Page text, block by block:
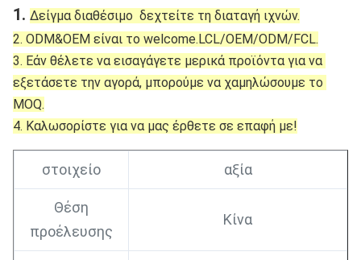
1. Δείγμα διαθέσιμο  δεχτείτε τη διαταγή ιχνών.
2. ODM&OEM είναι το welcome.LCL/OEM/ODM/FCL.
3. Εάν θέλετε να εισαγάγετε μερικά προϊόντα για να
εξετάσετε την αγορά, μπορούμε να χαμηλώσουμε το
MOQ.
4. Καλωσορίστε για να μας έρθετε σε επαφή με!
στοιχείο αξία
Θέση
προέλευσης
Κίνα